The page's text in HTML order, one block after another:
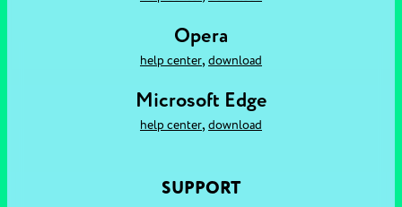
Opera
help center, download
Microsoft Edge
help center, download
SUPPORT